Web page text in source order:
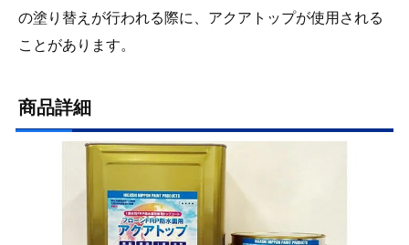
の塗り替えが行われる際に、アクアトップが使用される
ことがあります。
商品詳細